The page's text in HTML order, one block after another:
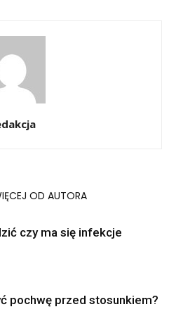
OD AUTORA
czy ma się infekcje
pochwę przed stosunkiem?